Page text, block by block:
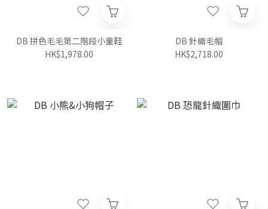
DB 拼色毛毛第二階段小童鞋
HK$1,978.00
DB 針織毛帽
HK$2,718.00